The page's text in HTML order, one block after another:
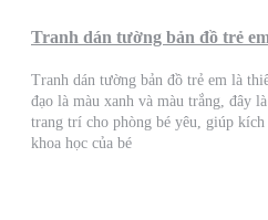
Tranh dán tường bản đồ trẻ
Tranh dán tường bản đồ trẻ em là
đạo là màu xanh và màu trắng, đây
trang trí cho phòng bé yêu, giúp
khoa học của bé